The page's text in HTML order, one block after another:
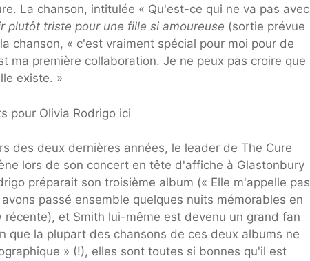
La chanson, intitulée « Qu'est-ce qui ne va pas avec
plutôt triste pour une fille si amoureuse (sortie prévue
chanson, « c'est vraiment spécial pour moi pour de
ma première collaboration. Je ne peux pas croire que
existe. »
pour Olivia Rodrigo ici
des deux dernières années, le leader de The Cure
lors de son concert en tête d'affiche à Glastonbury
préparait son troisième album (« Elle m'appelle pas
passé ensemble quelques nuits mémorables en
récente), et Smith lui-même est devenu un grand fan
que la plupart des chansons de ces deux albums ne
» (!), elles sont toutes si bonnes qu'il est